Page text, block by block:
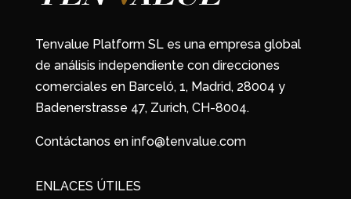
Tenvalue Platform SL es una empresa global
de análisis independiente con direcciones
comerciales en Barceló, 1, Madrid, 28004 y
Badenerstrasse 47, Zurich, CH-8004.
Contáctanos en info@tenvalue.com
ENLACES ÚTILES